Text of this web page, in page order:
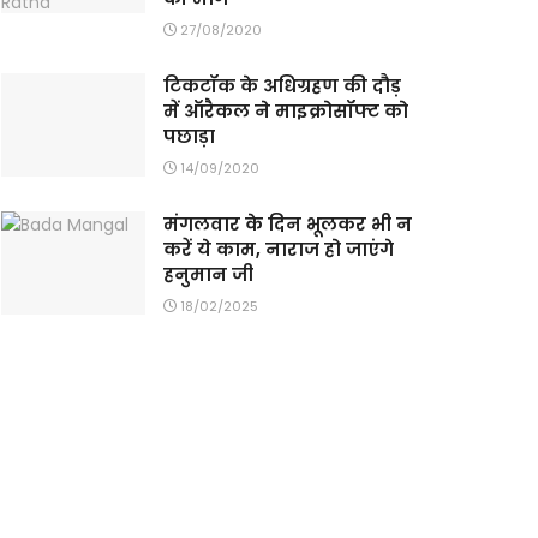
27/08/2020
टिकटॉक के अधिग्रहण की दौड़
में ऑरैकल ने माइक्रोसॉफ्ट को
पछाड़ा
14/09/2020
मंगलवार के दिन भूलकर भी न
करें ये काम, नाराज हो जाएंगे
हनुमान जी
18/02/2025